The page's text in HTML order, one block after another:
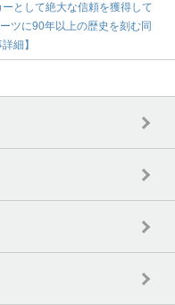
として絶大な信頼を獲得して
ツに90年以上の歴史を刻む同
細】